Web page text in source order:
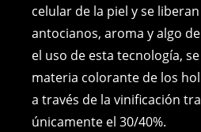
celular de la piel y se
antocianos, aroma y algo
el uso de esta tecnología,
materia colorante de los
a través de la vinificación
únicamente el 30/40%.